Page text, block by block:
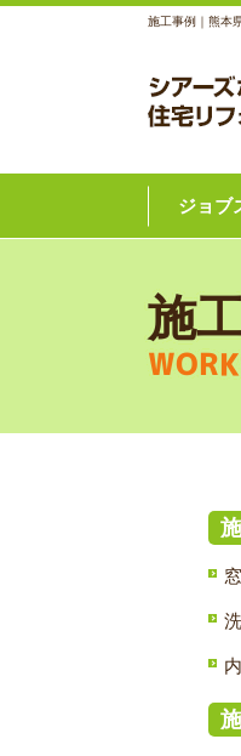
施工事例｜熊本
ジョブ
施